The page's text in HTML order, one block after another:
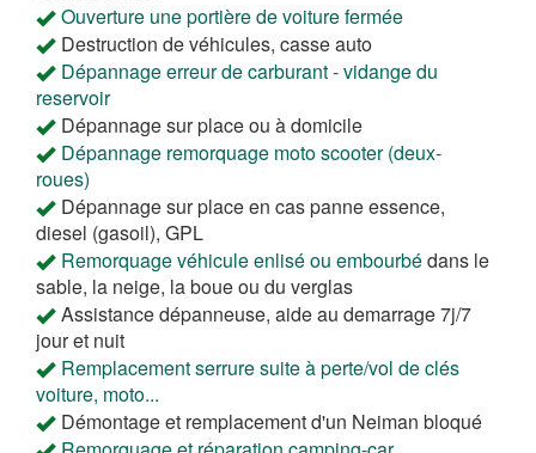
Ouverture une portière de voiture fermée
Destruction de véhicules, casse auto
Dépannage erreur de carburant - vidange du
reservoir
Dépannage sur place ou à domicile
Dépannage remorquage moto scooter (deux-
roues)
Dépannage sur place en cas panne essence,
diesel (gasoil), GPL
Remorquage véhicule enlisé ou embourbédans le
sable, la neige, la boue ou du verglas
Assistance dépanneuse, aide au demarrage 7j/7
jour et nuit
Remplacement serrure suite à perte/vol de clés
voiture, moto...
Démontage et remplacement d'un Neiman bloqué